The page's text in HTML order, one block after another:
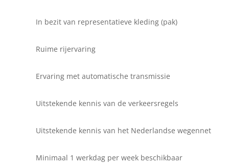
In bezit van representatieve kleding (pak)
Ruime rijervaring
Ervaring met automatische transmissie
Uitstekende kennis van de verkeersregels
Uitstekende kennis van het Nederlandse wegennet
Minimaal 1 werkdag per week beschikbaar